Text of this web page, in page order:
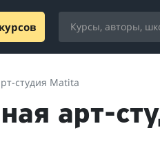
студия Matita
арт-